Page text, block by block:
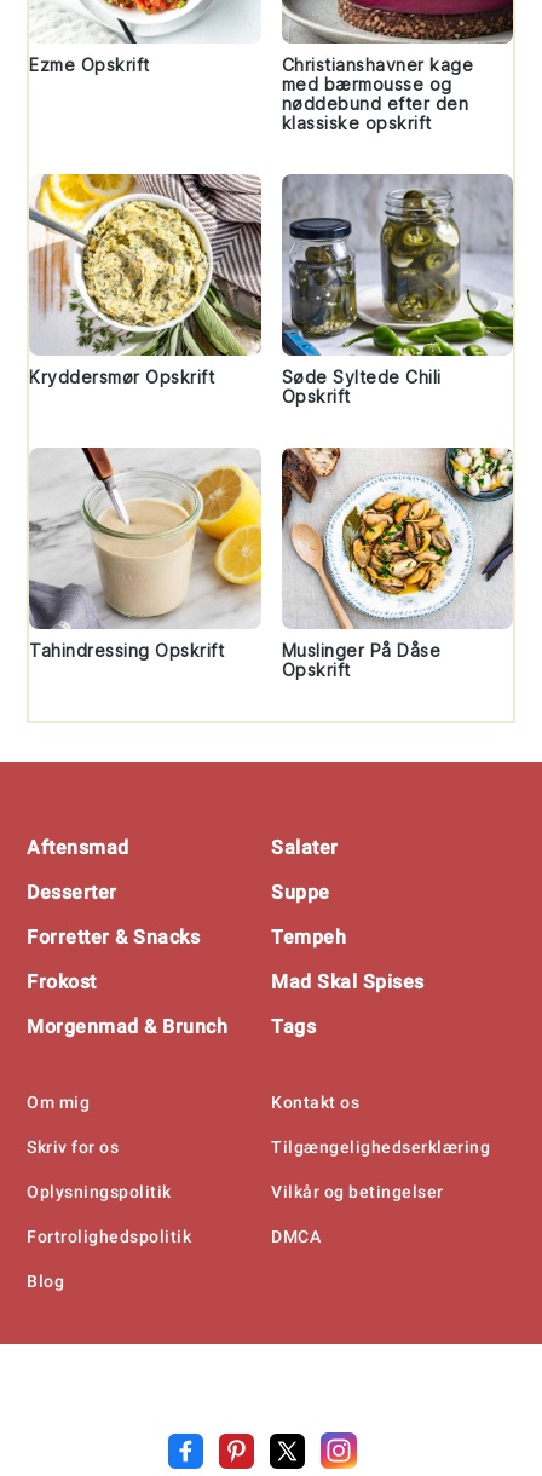
Ezme Opskrift
Christianshavner kage
med bærmousse og
nøddebund efter den
klassiske opskrift
Kryddersmør Opskrift
Søde Syltede Chili
Opskrift
Tahindressing Opskrift
Muslinger På Dåse
Opskrift
Aftensmad
Desserter
Forretter & Snacks
Frokost
Morgenmad & Brunch
Salater
Suppe
Tempeh
Mad Skal Spises
Tags
Om mig
Skriv for os
Oplysningspolitik
Fortrolighedspolitik
Blog
Kontakt os
Tilgængelighedserklæring
Vilkår og betingelser
DMCA
Opskrift